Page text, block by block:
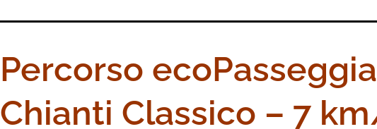
Percorso
Chianti Classico – 7